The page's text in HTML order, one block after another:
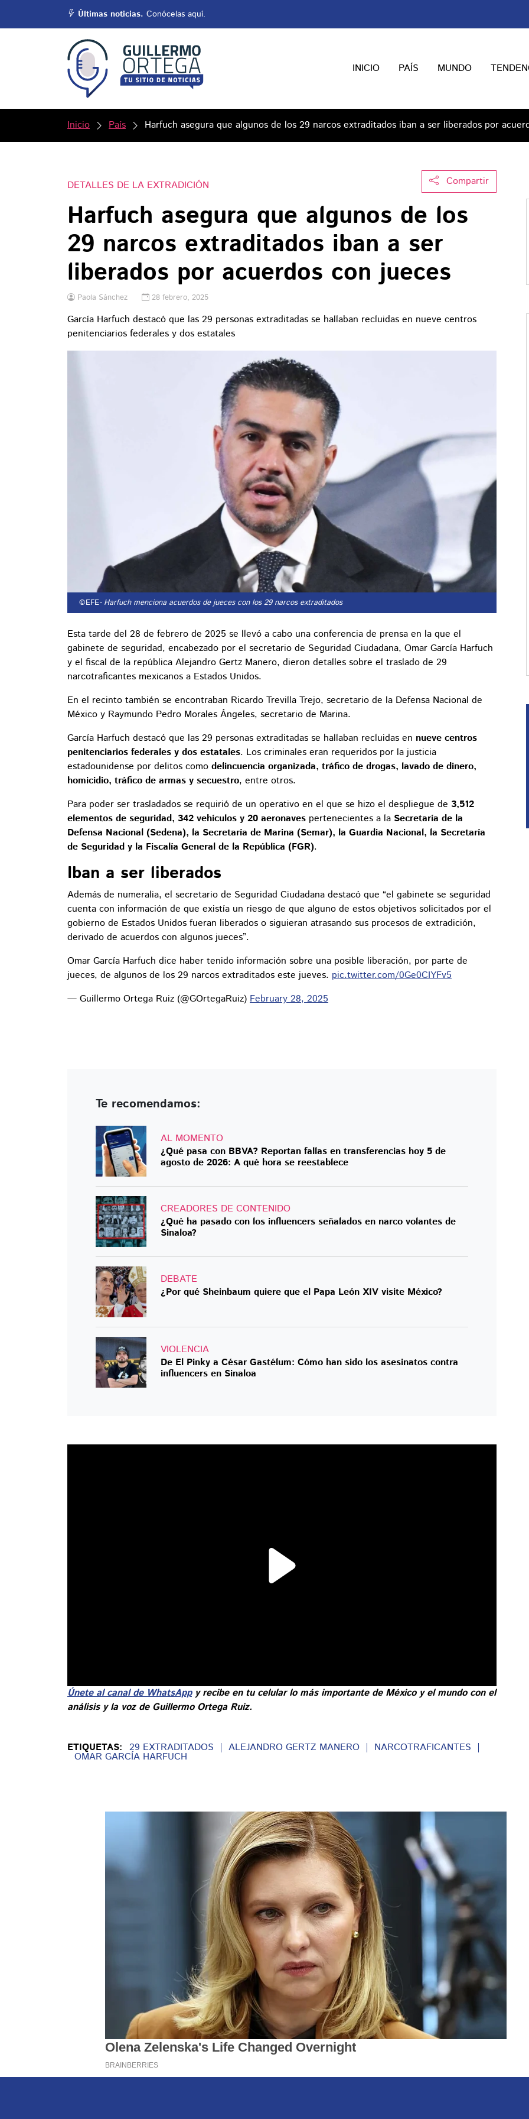
Últimas noticias. Conócelas aquí.
INICIO PAÍS MUNDO
Inicio País Harfuch asegura que algunos de los 29 narcos extraditados iban a ser liberados por
Compartir
DETALLES DE LA EXTRADICIÓN
Harfuch asegura que algunos de los
29 narcos extraditados iban a ser
liberados por acuerdos con jueces
Paola Sánchez 28 febrero, 2025
García Harfuch destacó que las 29 personas extraditadas se hallaban recluidas en nueve centros
penitenciarios federales y dos estatales
©EFE- Harfuch menciona acuerdos de jueces con los 29 narcos extraditados
Esta tarde del 28 de febrero de 2025 se llevó a cabo una conferencia de prensa en la que el
gabinete de seguridad, encabezado por el secretario de Seguridad Ciudadana, Omar García Harfuch
y el fiscal de la república Alejandro Gertz Manero, dieron detalles sobre el traslado de 29
narcotraficantes mexicanos a Estados Unidos.
En el recinto también se encontraban Ricardo Trevilla Trejo, secretario de la Defensa Nacional de
México y Raymundo Pedro Morales Ángeles, secretario de Marina.
García Harfuch destacó que las 29 personas extraditadas se hallaban recluidas en nueve centros
penitenciarios federales y dos estatales. Los criminales eran requeridos por la justicia
estadounidense por delitos como delincuencia organizada, tráfico de drogas, lavado de dinero,
homicidio, tráfico de armas y secuestro, entre otros.
Para poder ser trasladados se requirió de un operativo en el que se hizo el despliegue de 3,512
elementos de seguridad, 342 vehículos y 20 aeronaves pertenecientes a la Secretaría de la
Defensa Nacional (Sedena), la Secretaría de Marina (Semar), la Guardia Nacional, la Secretaría
de Seguridad y la Fiscalía General de la República (FGR).
Iban a ser liberados
Además de numeralia, el secretario de Seguridad Ciudadana destacó que “el gabinete se seguridad
cuenta con información de que existía un riesgo de que alguno de estos objetivos solicitados por el
gobierno de Estados Unidos fueran liberados o siguieran atrasando sus procesos de extradición,
derivado de acuerdos con algunos jueces”.
Omar García Harfuch dice haber tenido información sobre una posible liberación, por parte de
jueces, de algunos de los 29 narcos extraditados este jueves. pic.twitter.com/0Ge0CIYFv5
— Guillermo Ortega Ruiz (@GOrtegaRuiz) February 28, 2025
Te recomendamos:
AL MOMENTO
¿Qué pasa con BBVA? Reportan fallas en transferencias hoy 5 de
agosto de 2026: A qué hora se reestablece
CREADORES DE CONTENIDO
¿Qué ha pasado con los influencers señalados en narco volantes de
Sinaloa?
DEBATE
¿Por qué Sheinbaum quiere que el Papa León XIV visite México?
VIOLENCIA
De El Pinky a César Gastélum: Cómo han sido los asesinatos contra
influencers en Sinaloa
Únete al canal de WhatsAppy recibe en tu celular lo más importante de México y el mundo con el
análisis y la voz de Guillermo Ortega Ruiz.
ETIQUETAS: 29 EXTRADITADOS ALEJANDRO GERTZ MANERO NARCOTRAFICANTES
OMAR GARCÍA HARFUCH